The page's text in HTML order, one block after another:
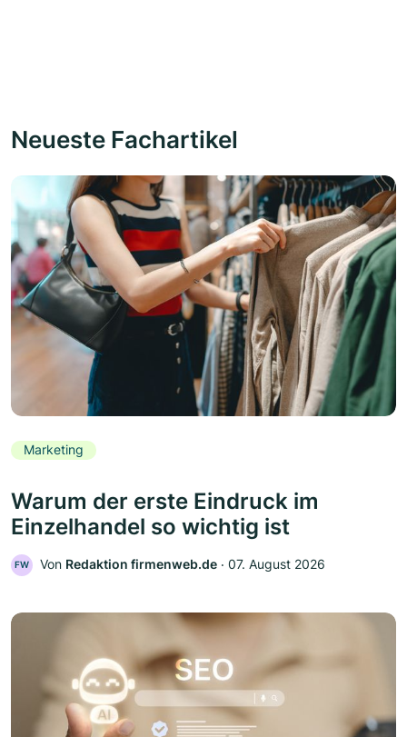
Neueste Fachartikel
Marketing
Warum der erste Eindruck im
Einzelhandel so wichtig ist
FW Von Redaktion firmenweb.de ‧ 07. August 2026